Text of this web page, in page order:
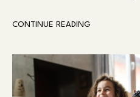
CONTINUE READING